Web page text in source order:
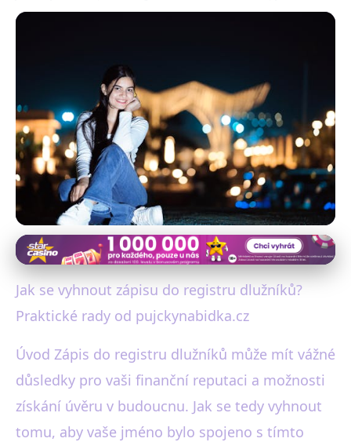
Jak se vyhnout dluhové pasti
Jak se vyhnout zápisu do
registru dlužníků? Efektivní
tipy!
10. 6. 2025 · 4 min čtení · Autor: David Holý
Jak se vyhnout zápisu do registru dlužníků?
Praktické rady od pujckynabidka.cz
Úvod Zápis do registru dlužníků může mít vážné
důsledky pro vaši finanční reputaci a možnosti
získání úvěru v budoucnu. Jak se tedy vyhnout
tomu, aby vaše jméno bylo spojeno s tímto